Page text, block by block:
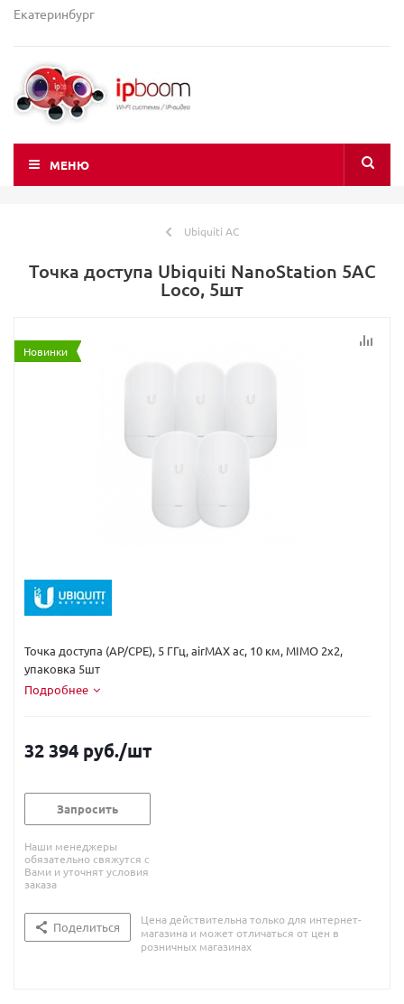
Екатеринбург
МЕНЮ
Ubiquiti AC
Точка доступа Ubiquiti NanoStation 5AC
Loco, 5шт
Новинки
Точка доступа (AP/CPE), 5 ГГц, airMAX ac, 10 км, MIMO 2х2,
упаковка 5шт
Подробнее
32 394 руб./шт
Запросить
Наши менеджеры
обязательно свяжутся с
Вами и уточнят условия
заказа
Поделиться
Цена действительна только для интернет-
магазина и может отличаться от цен в
розничных магазинах